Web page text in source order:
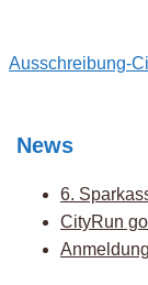
Post
Ausschreibung-
News
6.
CityRun